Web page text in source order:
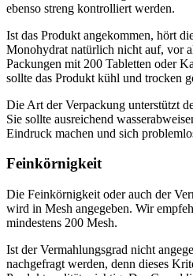
ebenso streng kontrolliert werden.
Ist das Produkt angekommen, hört
Monohydrat natürlich nicht auf, vor
Packungen mit 200 Tabletten oder
sollte das Produkt kühl und trocken
Die Art der Verpackung unterstützt
Sie sollte ausreichend
Eindruck machen und sich
Feinkörnigkeit
Die Feinkörnigkeit oder auch der
wird in Mesh angegeben. Wir
mindestens 200 Mesh.
Ist der Vermahlungsgrad nicht
nachgefragt werden, denn dieses